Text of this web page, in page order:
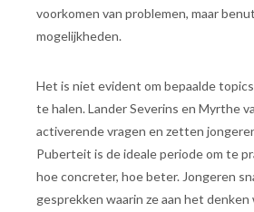
voorkomen van problemen, maar
mogelijkheden.
Het is niet evident om bepaalde
te halen. Lander Severins en Myrthe
activerende vragen en zetten
Puberteit is de ideale periode om te
hoe concreter, hoe beter. Jongeren
gesprekken waarin ze aan het